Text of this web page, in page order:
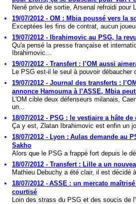
Nenê privé de sortie, Arsenal refroidi pour
19/07/2012 - OM : Mbia poussé vers la
Exceptées les fins de contrat, aucun
19/07/2012 - Ibrahimovic au PSG, la
Qu'a pensé la presse française et
Ibrahimovic...
19/07/2012 - Transfert : l’OM aussi
Le PSG est-il le seul à pouvoir
19/07/2012 - Journal des transferts :
annonce Hamouma à l’ASSE, Mbia
L'OM cible deux défenseurs milanais,
un...
18/07/2012 - PSG : le vestiaire a hâte
Ça y est, Zlatan Ibrahimovic est enfin un
18/07/2012 - Lyon : Aulas demande au
Sakho
Alors que le PSG a frappé fort depuis le
18/07/2012 - Transfert : Lille a un
Mathieu Debuchy a été clair, il est décidé
18/07/2012 - ASSE : un mercato
courtisé
Loin des strass du PSG et des soucis de